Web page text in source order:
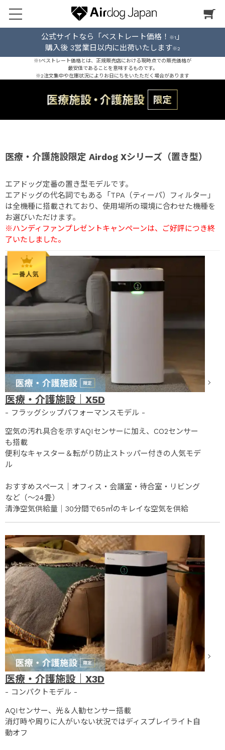
公式サイトなら「ベストレート価格！ ※1 」
購入後 3営業日以内に出荷いたします※2
※1ベストレート価格とは、正規販売店における現時点での販売価格が
最安値であることを意味するものです。
※2注文集中や在庫状況によりお日にちをいたただく場合があります
医療・介護施設限定 Airdog Xシリーズ（置き型）
エアドッグ定番の置き型モデルです。
エアドッグの代名詞でもある「TPA（ティーパ）フィルター」
は全機種に搭載されており、使用場所の環境に合わせた機種を
お選びいただけます。
※ハンディファンプレゼントキャンペーンは、ご好評につき終
了いたしました。
医療・介護施設｜X5D
- フラッグシップパフォーマンスモデル -
空気の汚れ具合を示すAQIセンサーに加え、CO2センサー
も搭載
便利なキャスター＆転がり防止ストッパー付きの人気モデ
ル
おすすめスペース｜オフィス・会議室・待合室・リビング
など（～24畳）
清浄空気供給量｜30分間で65㎡のキレイな空気を供給
医療・介護施設｜X3D
- コンパクトモデル -
AQIセンサー、光＆人勧センサー搭載
消灯時や周りに人がいない状況ではディスプレイライト自
動オフ